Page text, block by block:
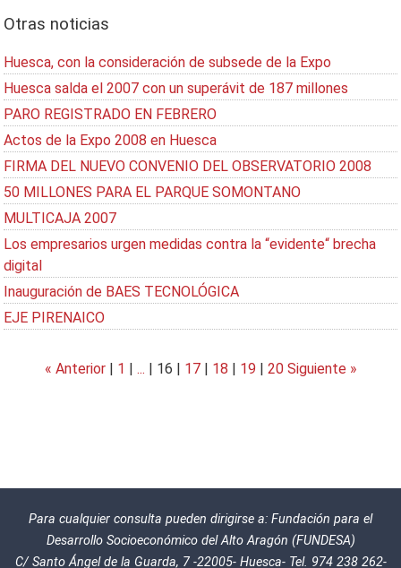
Otras noticias
Huesca, con la consideración de subsede de la Expo
Huesca salda el 2007 con un superávit de 187 millones
PARO REGISTRADO EN FEBRERO
Actos de la Expo 2008 en Huesca
FIRMA DEL NUEVO CONVENIO DEL OBSERVATORIO 2008
50 MILLONES PARA EL PARQUE SOMONTANO
MULTICAJA 2007
Los empresarios urgen medidas contra la “evidente“ brecha
digital
Inauguración de BAES TECNOLÓGICA
EJE PIRENAICO
« Anterior| 1 | ... | 16 | 17| 18 | 19 | 20Siguiente »
Para cualquier consulta pueden dirigirse a: Fundación para el
Desarrollo Socioeconómico del Alto Aragón (FUNDESA)
C/ Santo Ángel de la Guarda, 7 -22005- Huesca- Tel. 974 238 262-